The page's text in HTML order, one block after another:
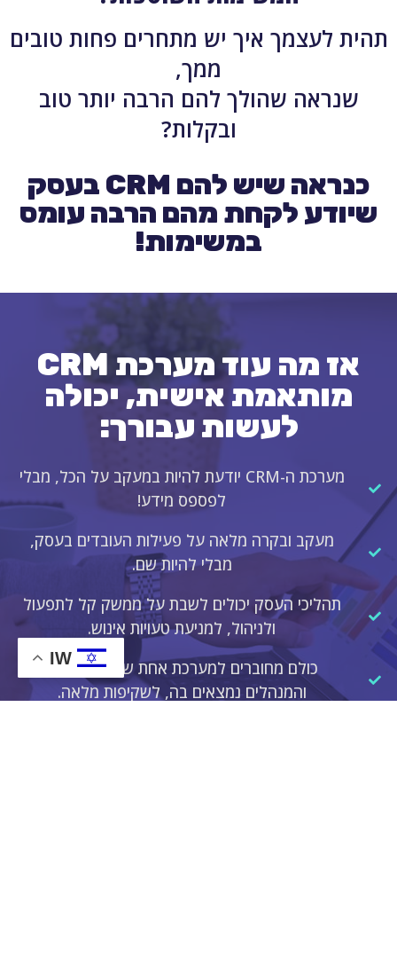
תהית לעצמך איך יש מתחרים פחות טובים
ממך,
שנראה שהולך להם הרבה יותר טוב
ובקלות?
כנראה שיש להם CRM בעסק
שיודע לקחת מהם הרבה עומס
במשימות!
אז מה עוד מערכת CRM
מותאמת אישית, יכולה
לעשות עבורך:
מערכת ה-CRM יודעת להיות במעקב על הכל, מבלי
לפספס מידע!
מעקב ובקרה מלאה על פעילות העובדים בעסק,
מבלי להיות שם.
תהליכי העסק יכולים לשבת על ממשק קל לתפעול
ולניהול, למניעת טעויות אינוש.
כולם מחוברים למערכת אחת שכל העובדים
והמנהלים נמצאים בה, לשקיפות מלאה.
IW